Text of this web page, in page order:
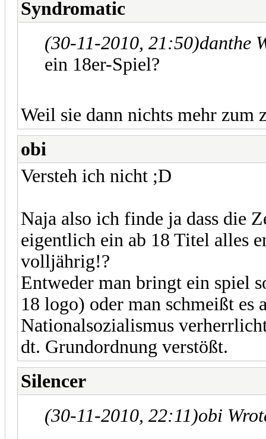
Syndromatic
(30-11-2010, 21:50)danthe
ein 18er-Spiel?
Weil sie dann nichts mehr zum
obi
Versteh ich nicht ;D
Naja also ich finde ja dass die
eigentlich ein ab 18 Titel alles
volljährig!?
Entweder man bringt ein spiel
18 logo) oder man schmeißt
Nationalsozialismus
dt. Grundordnung verstößt.
Silencer
(30-11-2010, 22:11)obi